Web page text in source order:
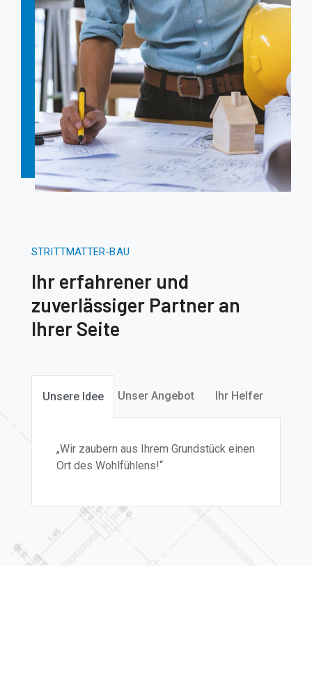
STRITTMATTER-BAU
Ihr erfahrener und
zuverlässiger Partner an
Ihrer Seite
Unsere Idee Unser Angebot Ihr Helfer
„Wir zaubern aus Ihrem Grundstück einen
Ort des Wohlfühlens!“